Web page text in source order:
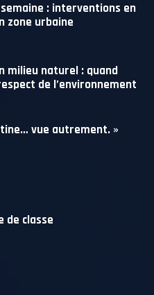
: interventions en
zone urbaine
milieu naturel : quand
de l’environnement
vue autrement. »
de classe